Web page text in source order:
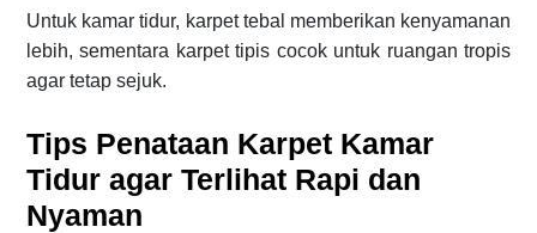
Untuk kamar tidur, karpet tebal memberikan kenyamanan
lebih, sementara karpet tipis cocok untuk ruangan tropis
agar tetap sejuk.
Tips Penataan Karpet Kamar
Tidur agar Terlihat Rapi dan
Nyaman